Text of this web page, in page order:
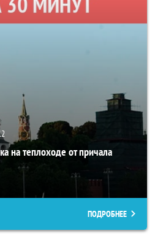
на теплоходе от причала
ПОДРОБНЕЕ